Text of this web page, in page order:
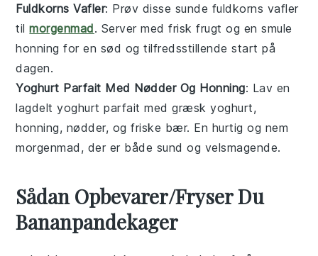
Fuldkorns Vafler: Prøv disse sunde fuldkorns vafler
tilmorgenmad. Server med friskfrugt og en smule
honning for en sød og tilfredsstillende start på
dagen.
Yoghurt Parfait Med Nødder Og Honning: Lav en
lagdeltyoghurt parfait medgræsk yoghurt,
honning, nødder, ogfriske bær. En hurtig og nem
morgenmad, der er både sund og velsmagende.
Sådan Opbevarer/Fryser Du
Bananpandekager